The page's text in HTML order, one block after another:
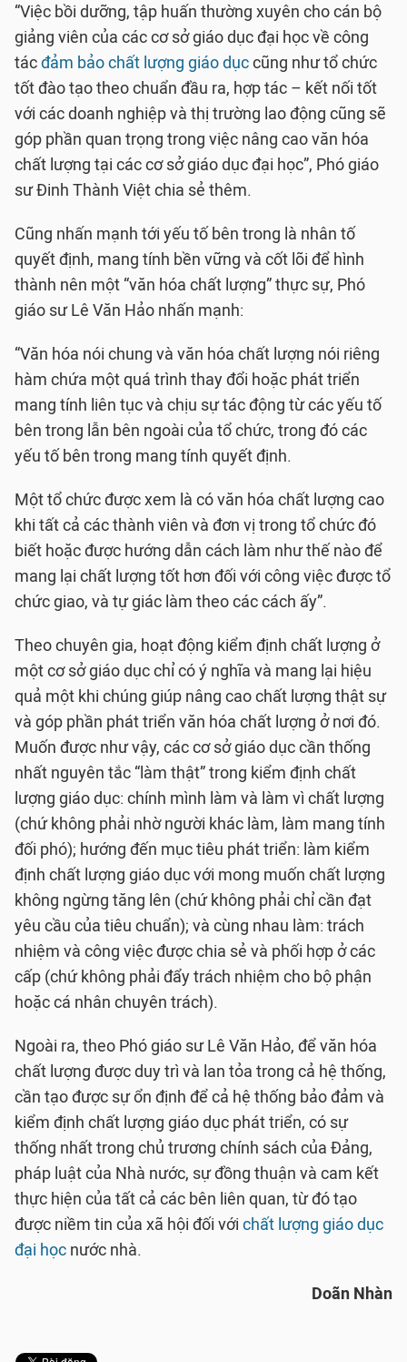
“Việc bồi dưỡng, tập huấn thường xuyên cho cán bộ
giảng viên của các cơ sở giáo dục đại học về công
tácđảm bảo chất lượng giáo dụccũng như tổ chức
tốt đào tạo theo chuẩn đầu ra, hợp tác – kết nối tốt
với các doanh nghiệp và thị trường lao động cũng sẽ
góp phần quan trọng trong việc nâng cao văn hóa
chất lượng tại các cơ sở giáo dục đại học”, Phó giáo
sư Đinh Thành Việt chia sẻ thêm.
Cũng nhấn mạnh tới yếu tố bên trong là nhân tố
quyết định, mang tính bền vững và cốt lõi để hình
thành nên một “văn hóa chất lượng” thực sự, Phó
giáo sư Lê Văn Hảo nhấn mạnh:
“Văn hóa nói chung và văn hóa chất lượng nói riêng
hàm chứa một quá trình thay đổi hoặc phát triển
mang tính liên tục và chịu sự tác động từ các yếu tố
bên trong lẫn bên ngoài của tổ chức, trong đó các
yếu tố bên trong mang tính quyết định.
Một tổ chức được xem là có văn hóa chất lượng cao
khi tất cả các thành viên và đơn vị trong tổ chức đó
biết hoặc được hướng dẫn cách làm như thế nào để
mang lại chất lượng tốt hơn đối với công việc được tổ
chức giao, và tự giác làm theo các cách ấy”.
Theo chuyên gia, hoạt động kiểm định chất lượng ở
một cơ sở giáo dục chỉ có ý nghĩa và mang lại hiệu
quả một khi chúng giúp nâng cao chất lượng thật sự
và góp phần phát triển văn hóa chất lượng ở nơi đó.
Muốn được như vậy, các cơ sở giáo dục cần thống
nhất nguyên tắc “làm thật” trong kiểm định chất
lượng giáo dục: chính mình làm và làm vì chất lượng
(chứ không phải nhờ người khác làm, làm mang tính
đối phó); hướng đến mục tiêu phát triển: làm kiểm
định chất lượng giáo dục với mong muốn chất lượng
không ngừng tăng lên (chứ không phải chỉ cần đạt
yêu cầu của tiêu chuẩn); và cùng nhau làm: trách
nhiệm và công việc được chia sẻ và phối hợp ở các
cấp (chứ không phải đẩy trách nhiệm cho bộ phận
hoặc cá nhân chuyên trách).
Ngoài ra, theo Phó giáo sư Lê Văn Hảo, để văn hóa
chất lượng được duy trì và lan tỏa trong cả hệ thống,
cần tạo được sự ổn định để cả hệ thống bảo đảm và
kiểm định chất lượng giáo dục phát triển, có sự
thống nhất trong chủ trương chính sách của Đảng,
pháp luật của Nhà nước, sự đồng thuận và cam kết
thực hiện của tất cả các bên liên quan, từ đó tạo
được niềm tin của xã hội đối với chất lượng giáo dục
đại học nước nhà.
Doãn Nhàn